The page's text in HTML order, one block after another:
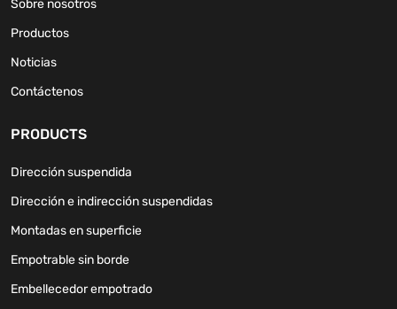
Sobre nosotros
Productos
Noticias
Contáctenos
PRODUCTS
Dirección suspendida
Dirección e indirección suspendidas
Montadas en superficie
Empotrable sin borde
Embellecedor empotrado